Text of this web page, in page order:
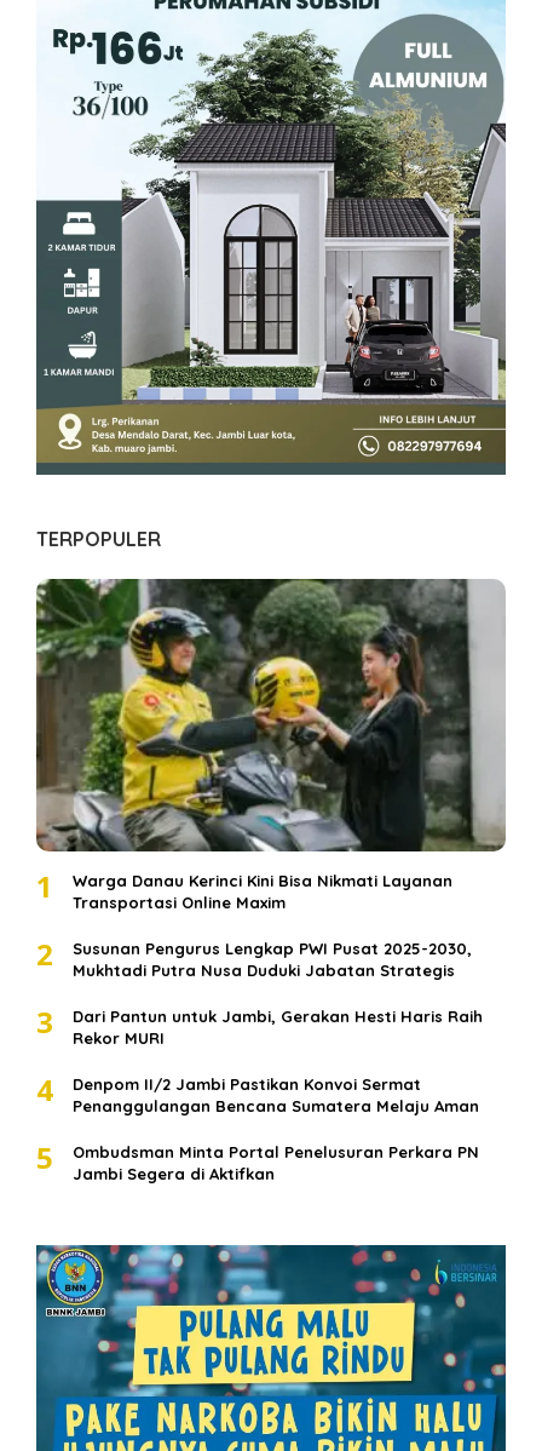
TERPOPULER
1
Warga Danau Kerinci Kini Bisa Nikmati Layanan
Transportasi Online Maxim
2
Susunan Pengurus Lengkap PWI Pusat 2025-2030,
Mukhtadi Putra Nusa Duduki Jabatan Strategis
3
Dari Pantun untuk Jambi, Gerakan Hesti Haris Raih
Rekor MURI
4
Denpom II/2 Jambi Pastikan Konvoi Sermat
Penanggulangan Bencana Sumatera Melaju Aman
5
Ombudsman Minta Portal Penelusuran Perkara PN
Jambi Segera di Aktifkan